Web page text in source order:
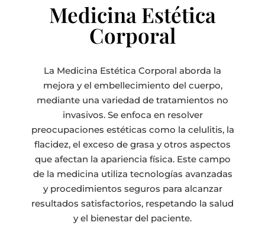
Medicina Estética
Corporal
La Medicina Estética Corporal aborda la
mejora y el embellecimiento del cuerpo,
mediante una variedad de tratamientos no
invasivos. Se enfoca en resolver
preocupaciones estéticas como la celulitis, la
flacidez, el exceso de grasa y otros aspectos
que afectan la apariencia física. Este campo
de la medicina utiliza tecnologías avanzadas
y procedimientos seguros para alcanzar
resultados satisfactorios, respetando la salud
y el bienestar del paciente.